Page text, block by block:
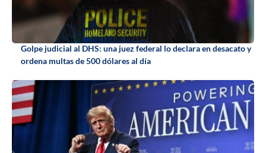
Golpe judicial al DHS: una juez federal lo declara en desacato y
ordena multas de 500 dólares al día